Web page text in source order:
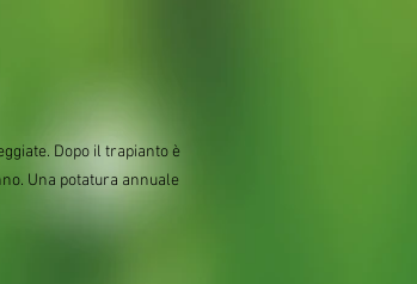
Dopo il trapianto è
Una potatura annuale